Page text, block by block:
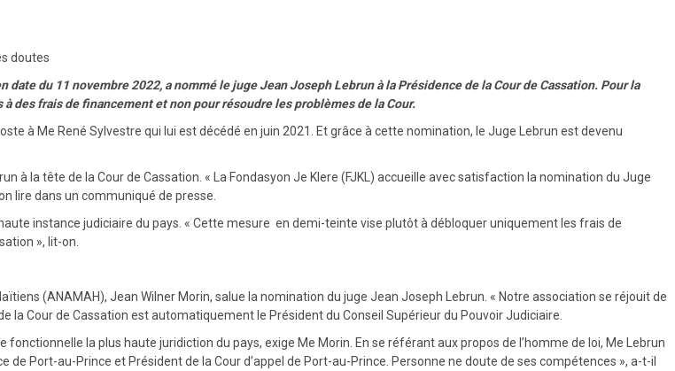
doutes
du 11 novembre 2022, a nommé le juge Jean Joseph Lebrun à la Présidence de la Cour de Cassation. Pour la
des frais de financement et non pour résoudre les problèmes de la Cour.
à Me René Sylvestre qui lui est décédé en juin 2021. Et grâce à cette nomination, le Juge Lebrun est devenu
à la tête de la Cour de Cassation. « La Fondasyon Je Klere (FJKL) accueille avec satisfaction la nomination du Juge
lire dans un communiqué de presse.
instance judiciaire du pays. « Cette mesure en demi-teinte vise plutôt à débloquer uniquement les frais de
», lit-on.
(ANAMAH), Jean Wilner Morin, salue la nomination du juge Jean Joseph Lebrun. « Notre association se réjouit de
Cour de Cassation est automatiquement le Président du Conseil Supérieur du Pouvoir Judiciaire.
la plus haute juridiction du pays, exige Me Morin. En se référant aux propos de l’homme de loi, Me Lebrun
Port-au-Prince et Président de la Cour d’appel de Port-au-Prince. Personne ne doute de ses compétences », a-t-il